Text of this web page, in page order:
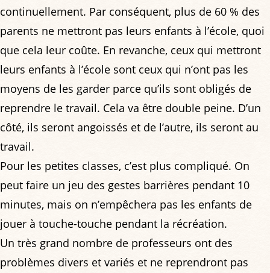
continuellement. Par conséquent, plus de 60 % des
parents ne mettront pas leurs enfants à l’école, quoi
que cela leur coûte. En revanche, ceux qui mettront
leurs enfants à l’école sont ceux qui n’ont pas les
moyens de les garder parce qu’ils sont obligés de
reprendre le travail. Cela va être double peine. D’un
côté, ils seront angoissés et de l’autre, ils seront au
travail.
Pour les petites classes, c’est plus compliqué. On
peut faire un jeu des gestes barrières pendant 10
minutes, mais on n’empêchera pas les enfants de
jouer à touche-touche pendant la récréation.
Un très grand nombre de professeurs ont des
problèmes divers et variés et ne reprendront pas